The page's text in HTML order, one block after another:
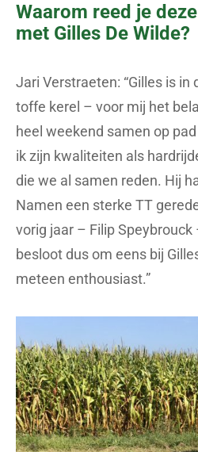
Waarom reed je
met Gilles De Wilde?
Jari Verstraeten: “Gilles is in
toffe kerel – voor mij het
heel weekend samen op
ik zijn kwaliteiten als
die we al samen reden. Hij
Namen een sterke TT
vorig jaar – Filip
besloot dus om eens bij
meteen enthousiast.”